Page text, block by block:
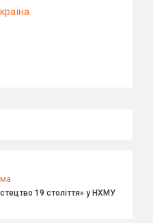
19 століття» у НХМУ